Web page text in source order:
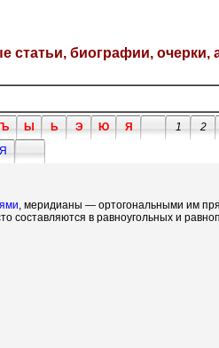
статьи, биографии, очерки,
Ъ Ы Ь Э Ю Я 1 2
, меридианы — ортогональными им
составляются в равноугольных и